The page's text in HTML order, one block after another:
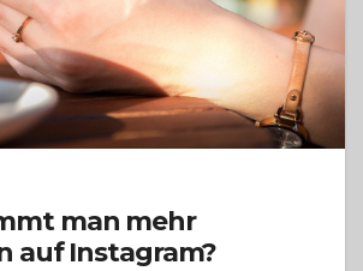
man mehr
auf Instagram?